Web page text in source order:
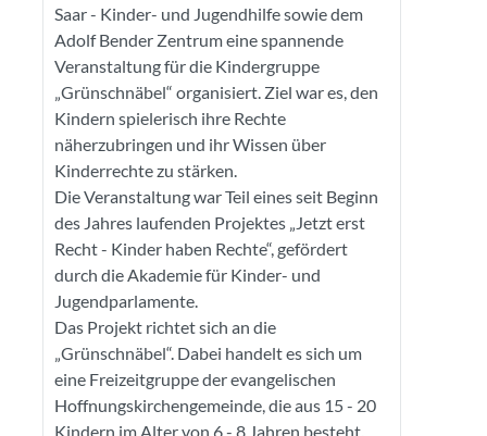
Saar - Kinder- und Jugendhilfe sowie dem
Adolf Bender Zentrum eine spannende
Veranstaltung für die Kindergruppe
„Grünschnäbel“ organisiert. Ziel war es, den
Kindern spielerisch ihre Rechte
näherzubringen und ihr Wissen über
Kinderrechte zu stärken.
Die Veranstaltung war Teil eines seit Beginn
des Jahres laufenden Projektes „Jetzt erst
Recht - Kinder haben Rechte“, gefördert
durch die Akademie für Kinder- und
Jugendparlamente.
Das Projekt richtet sich an die
„Grünschnäbel“. Dabei handelt es sich um
eine Freizeitgruppe der evangelischen
Hoffnungskirchengemeinde, die aus 15 - 20
Kindern im Alter von 6 - 8 Jahren besteht.